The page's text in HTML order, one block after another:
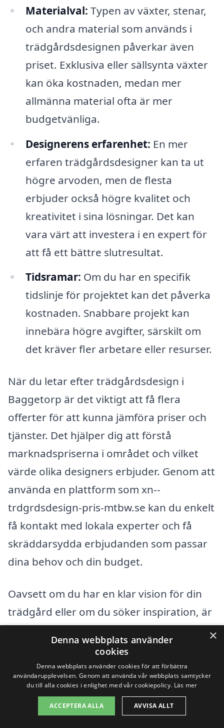
Materialval: Typen av växter, stenar,
och andra material som används i
trädgårdsdesignen påverkar även
priset. Exklusiva eller sällsynta växter
kan öka kostnaden, medan mer
allmänna material ofta är mer
budgetvänliga.
Designerens erfarenhet: En mer
erfaren trädgårdsdesigner kan ta ut
högre arvoden, men de flesta
erbjuder också högre kvalitet och
kreativitet i sina lösningar. Det kan
vara värt att investera i en expert för
att få ett bättre slutresultat.
Tidsramar: Om du har en specifik
tidslinje för projektet kan det påverka
kostnaden. Snabbare projekt kan
innebära högre avgifter, särskilt om
det kräver fler arbetare eller resurser.
När du letar efter trädgårdsdesign i
Baggetorp är det viktigt att få flera
offerter för att kunna jämföra priser och
tjänster. Det hjälper dig att förstå
marknadspriserna i området och vilket
värde olika designers erbjuder. Genom att
använda en plattform som xn--
trdgrdsdesign-pris-mtbw.se kan du enkelt
få kontakt med lokala experter och få
skräddarsydda erbjudanden som passar
dina behov och din budget.
Oavsett om du har en klar vision för din
trädgård eller om du söker inspiration, är
det fördelaktigt att arbeta med
professionella. De kan hjälpa till att
förvandla dina idéer till verklighet och
maximera din utomhusmiljö. Tveka inte
att börja din sökprocess idag för att hitta
den bästa lösningen för trädgårdsdesign i
×
Denna webbplats använder
cookies
Denna webbplats använder cookies för att förbättra
användarupplevelsen. Genom att använda vår webbplats samtycker
du till alla cookies i enlighet med vår cookiepolicy. Läs mer
ACCEPTERA ALLA AVVISA ALLT